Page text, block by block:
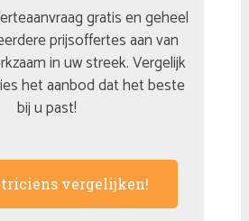
gratis en geheel
prijsoffertes aan van
in uw streek. Vergelijk
het aanbod dat het beste
bij u past!
vergelijken!